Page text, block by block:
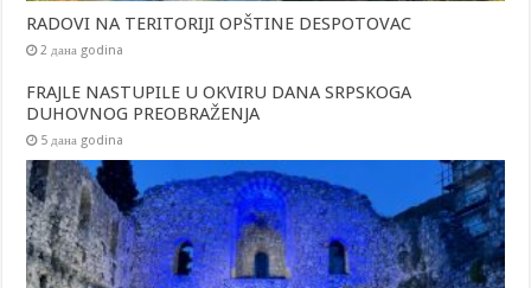
RADOVI NA TERITORIJI OPŠTINE DESPOTOVAC
2 дана godina
FRAJLE NASTUPILE U OKVIRU DANA SRPSKOGA
DUHOVNOG PREOBRAŽENJA
5 дана godina